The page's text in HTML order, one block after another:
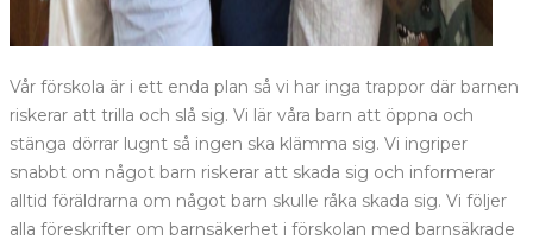
Vår förskola är i ett enda plan så vi har inga trappor där barnen
riskerar att trilla och slå sig. Vi lär våra barn att öppna och
stänga dörrar lugnt så ingen ska klämma sig. Vi ingriper
snabbt om något barn riskerar att skada sig och informerar
alltid föräldrarna om något barn skulle råka skada sig. Vi följer
alla föreskrifter om barnsäkerhet i förskolan med barnsäkrade